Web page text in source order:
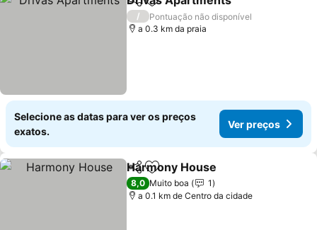
PartilharAdicionar aos favoritos
/
Pontuação não disponível
a 0.3 km da praia
Selecione as datas para ver os preços
exatos.
Ver preços
PartilharAdicionar aos favoritos
Harmony House
8,0 Muito boa
1
a 0.1 km de Centro da cidade